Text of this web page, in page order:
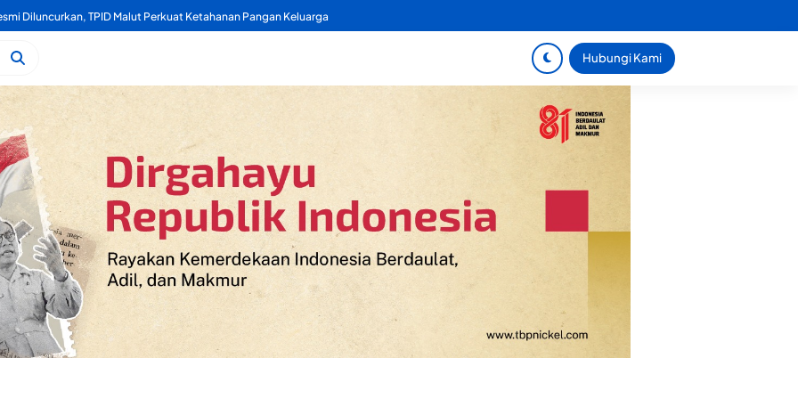
Diluncurkan, TPID Malut Perkuat Ketahanan Pangan Keluarga
Hubungi Kami